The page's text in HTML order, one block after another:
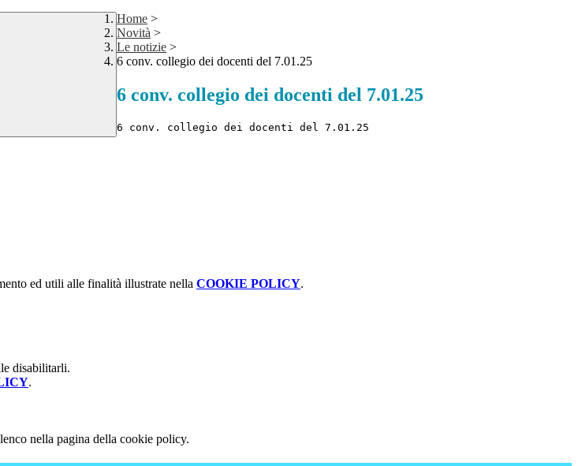
Home >
Novità >
Le notizie >
6 conv. collegio dei docenti del 7.01.25
6 conv. collegio dei docenti del 7.01.25
6 conv. collegio dei docenti del 7.01.25
ed utili alle finalità illustrate nella COOKIE POLICY.
disabilitarli.
.
nella pagina della cookie policy.